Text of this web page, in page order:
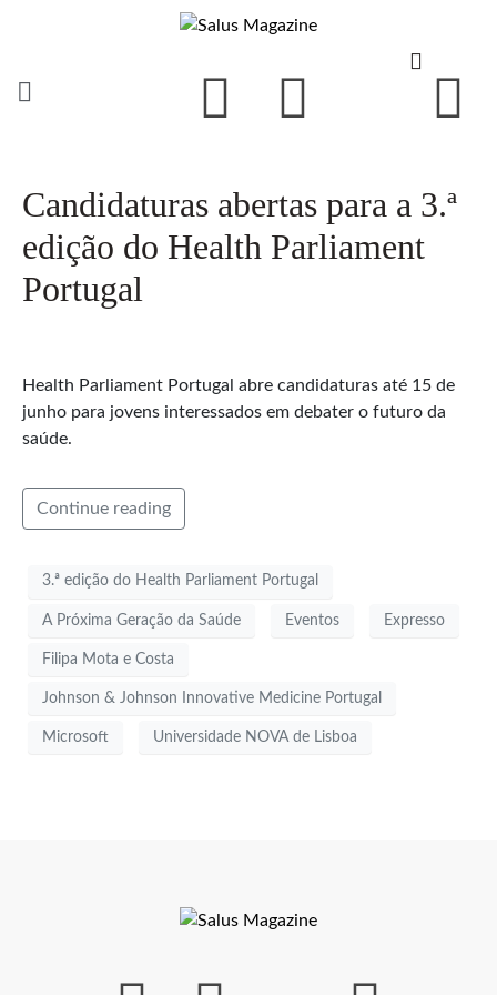
Candidaturas abertas para a 3.ª
edição do Health Parliament
Portugal
Health Parliament Portugal abre candidaturas até 15 de
junho para jovens interessados em debater o futuro da
saúde.
Continue reading
3.ª edição do Health Parliament Portugal
A Próxima Geração da Saúde Eventos Expresso
Filipa Mota e Costa
Johnson & Johnson Innovative Medicine Portugal
Microsoft Universidade NOVA de Lisboa